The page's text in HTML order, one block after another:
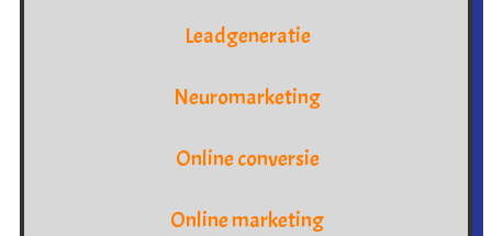
Leadgeneratie
Neuromarketing
Online conversie
Online marketing